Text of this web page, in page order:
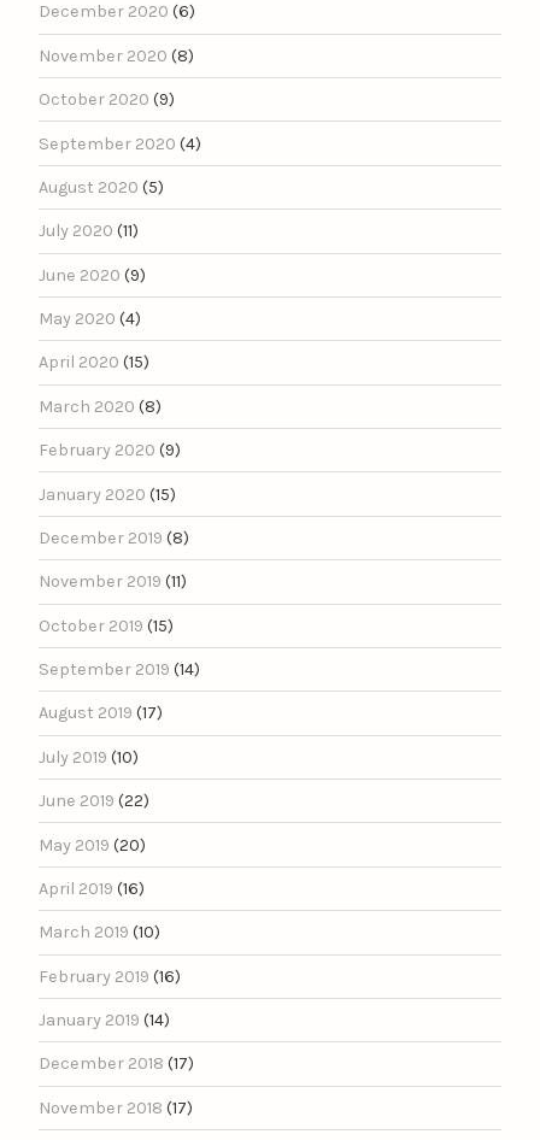
December 2020 (6)
November 2020 (8)
October 2020 (9)
September 2020 (4)
August 2020 (5)
July 2020 (11)
June 2020 (9)
May 2020 (4)
April 2020 (15)
March 2020 (8)
February 2020 (9)
January 2020 (15)
December 2019 (8)
November 2019 (11)
October 2019 (15)
September 2019 (14)
August 2019 (17)
July 2019 (10)
June 2019 (22)
May 2019 (20)
April 2019 (16)
March 2019 (10)
February 2019 (16)
January 2019 (14)
December 2018 (17)
November 2018 (17)